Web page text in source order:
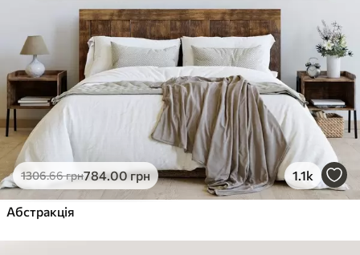
1306.66грн784.00грн 1.1k
Абстракція